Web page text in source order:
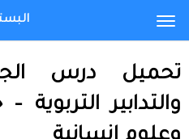
تحميل درس
والتدابير